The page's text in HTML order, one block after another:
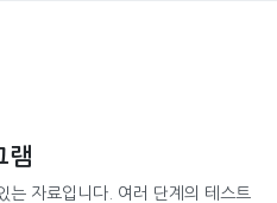
램
는 자료입니다. 여러 단계의 테스트